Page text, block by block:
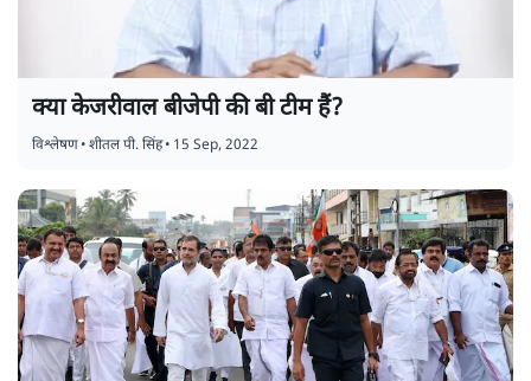
क्या केजरीवाल बीजेपी की बी टीम हैं?
विश्लेषण•शीतल पी. सिंह• 15 Sep, 2022